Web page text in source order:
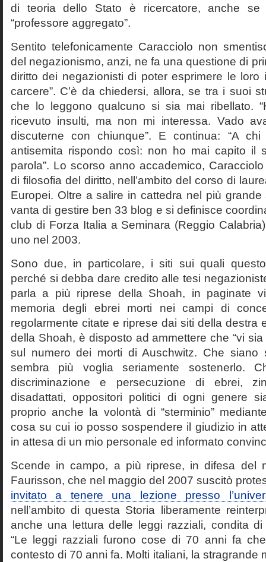
di teoria dello Stato è ricercatore, anche
“professore aggregato”.
Sentito telefonicamente Caracciolo non
del negazionismo, anzi, ne fa una questione di
diritto dei negazionisti di poter esprimere le loro
carcere”. C’è da chiedersi, allora, se tra i suoi
che lo leggono qualcuno si sia mai ribellato.
ricevuto insulti, ma non mi interessa. Vado
discuterne con chiunque”. E continua: “A
antisemita rispondo così: non ho mai capito il
parola”. Lo scorso anno accademico,
di filosofia del diritto, nell’ambito del corso di
Europei. Oltre a salire in cattedra nel più grande
vanta di gestire ben 33 blog e si definisce
club di Forza Italia a Seminara (Reggio
uno nel 2003.
Sono due, in particolare, i siti sui quali
perché si debba dare credito alle tesi
parla a più riprese della Shoah, in paginate
memoria degli ebrei morti nei campi di
regolarmente citate e riprese dai siti della destra
della Shoah, è disposto ad ammettere che “vi
sul numero dei morti di Auschwitz. Che siano
sembra più voglia seriamente sostenerlo.
discriminazione e persecuzione di ebrei,
disadattati, oppositori politici di ogni genere
proprio anche la volontà di “sterminio”
cosa su cui io posso sospendere il giudizio in
in attesa di un mio personale ed informato
Scende in campo, a più riprese, in difesa del
Faurisson, che nel maggio del 2007 suscitò
invitato a tenere una lezione presso
nell’ambito di questa Storia liberamente
anche una lettura delle leggi razziali, condita di
“Le leggi razziali furono cose di 70 anni fa
contesto di 70 anni fa. Molti italiani, la stragrande